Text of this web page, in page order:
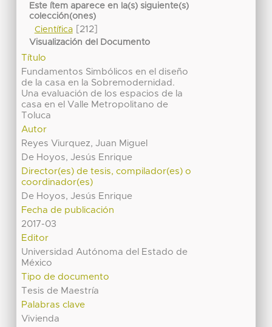
Este ítem aparece en la(s) siguiente(s)
colección(ones)
Científica[212]
Visualización del Documento
Título
Fundamentos Simbólicos en el diseño
de la casa en la Sobremodernidad.
Una evaluación de los espacios de la
casa en el Valle Metropolitano de
Toluca
Autor
Reyes Viurquez, Juan Miguel
De Hoyos, Jesús Enrique
Director(es) de tesis, compilador(es) o
coordinador(es)
De Hoyos, Jesús Enrique
Fecha de publicación
2017-03
Editor
Universidad Autónoma del Estado de
México
Tipo de documento
Tesis de Maestría
Palabras clave
Vivienda